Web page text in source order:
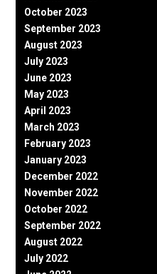
October 2023
September 2023
August 2023
July 2023
June 2023
May 2023
April 2023
March 2023
February 2023
January 2023
December 2022
November 2022
October 2022
September 2022
August 2022
July 2022